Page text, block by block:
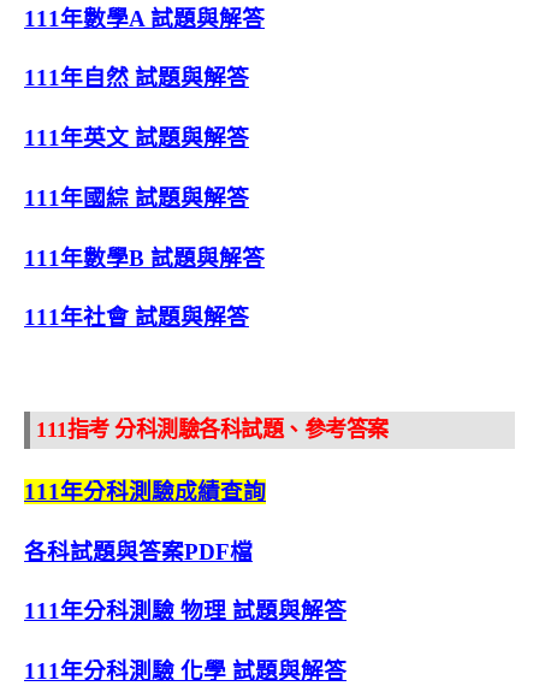
111年數學A 試題與解答
111年自然 試題與解答
111年英文 試題與解答
111年國綜 試題與解答
111年數學B 試題與解答
111年社會 試題與解答
111指考 分科測驗各科試題、參考答案
111年分科測驗成績查詢
各科試題與答案PDF檔
111年分科測驗 物理 試題與解答
111年分科測驗 化學 試題與解答